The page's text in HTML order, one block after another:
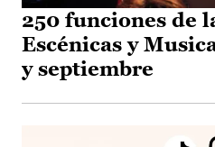
250 funciones de
Escénicas y
y septiembre